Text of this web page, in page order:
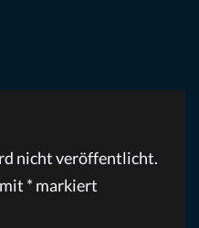
nicht veröffentlicht.
* markiert